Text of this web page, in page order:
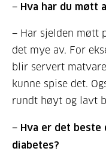
− Hva har du møtt
− Har sjelden møtt
det mye av. For
blir servert
kunne spise det.
rundt høyt og lavt
− Hva er det beste
diabetes?